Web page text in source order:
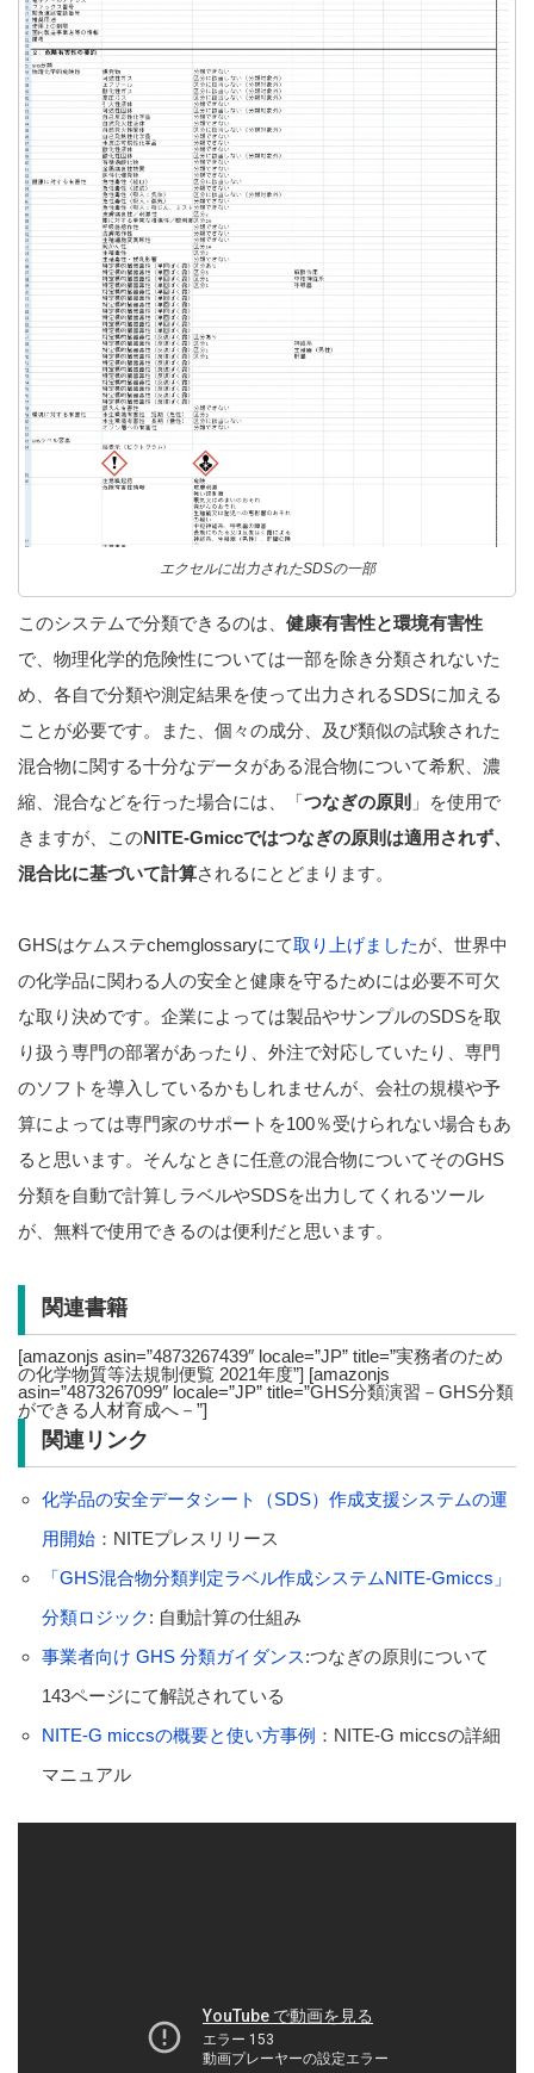
エクセルに出力されたSDSの一部
このシステムで分類できるのは、 健康有害性と環境有害性
で、物理化学的危険性については一部を除き分類されないた
め、各自で分類や測定結果を使って出力されるSDSに加える
ことが必要です。また、個々の成分、及び類似の試験された
混合物に関する十分なデータがある混合物について希釈、濃
縮、混合などを行った場合には、「つなぎの原則 」を使用で
きますが、このNITE-Gmiccではつなぎの原則は適用されず、
混合比に基づいて計算されるにとどまります。
GHSはケムステchemglossaryにて取り上げましたが、世界中
の化学品に関わる人の安全と健康を守るためには必要不可欠
な取り決めです。企業によっては製品やサンプルのSDSを取
り扱う専門の部署があったり、外注で対応していたり、専門
のソフトを導入しているかもしれませんが、会社の規模や予
算によっては専門家のサポートを100％受けられない場合もあ
ると思います。そんなときに任意の混合物についてそのGHS
分類を自動で計算しラベルやSDSを出力してくれるツール
が、無料で使用できるのは便利だと思います。
関連書籍
[amazonjs asin=”4873267439″ locale=”JP” title=”実務者のため
の化学物質等法規制便覧 2021年度”] [amazonjs
asin=”4873267099″ locale=”JP” title=”GHS分類演習－GHS分類
ができる人材育成へ－”]
関連リンク
化学品の安全データシート（SDS）作成支援システムの運
用開始：NITEプレスリリース
「GHS混合物分類判定ラベル作成システムNITE-Gmiccs」
分類ロジック: 自動計算の仕組み
事業者向け GHS 分類ガイダンス:つなぎの原則について
143ページにて解説されている
NITE-G miccsの概要と使い方事例 ：NITE-G miccsの詳細
マニュアル